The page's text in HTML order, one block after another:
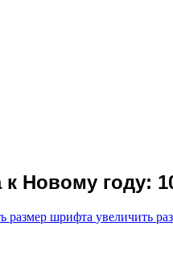
к Новому
размер шрифта увеличить